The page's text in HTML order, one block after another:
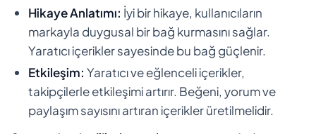
Hikaye Anlatımı: İyi bir hikaye, kullanıcıların
markayla duygusal bir bağ kurmasını sağlar.
Yaratıcı içerikler sayesinde bu bağ güçlenir.
Etkileşim: Yaratıcı ve eğlenceli içerikler,
takipçilerle etkileşimi artırır. Beğeni, yorum ve
paylaşım sayısını artıran içerikler üretilmelidir.